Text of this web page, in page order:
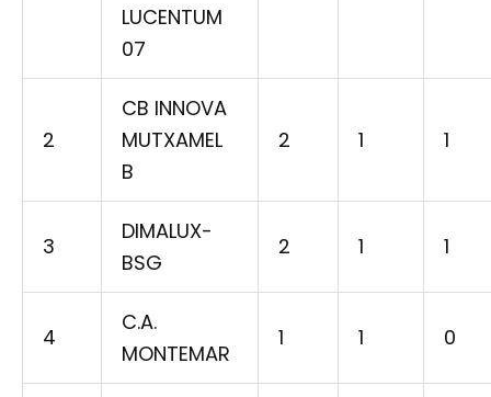
LUCENTUM
07
2
CB INNOVA
MUTXAMEL
B
2 1 1
3
DIMALUX-
BSG
2 1 1
4
C.A.
MONTEMAR
1 1 0